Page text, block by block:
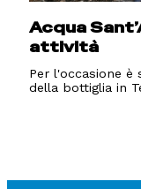
Acqua
attività
Per l'occasione è
della bottiglia in